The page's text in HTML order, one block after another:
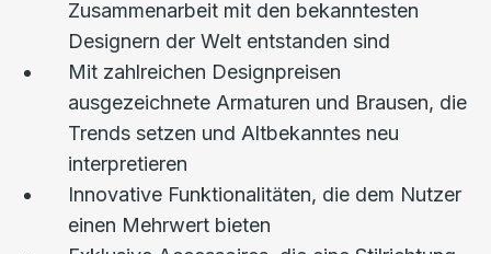
Zusammenarbeit mit den bekanntesten
Designern der Welt entstanden sind
Mit zahlreichen Designpreisen
ausgezeichnete Armaturen und Brausen, die
Trends setzen und Altbekanntes neu
interpretieren
Innovative Funktionalitäten, die dem Nutzer
einen Mehrwert bieten